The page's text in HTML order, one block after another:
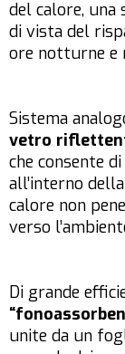
del calore,
di vista del
ore notturne e
Sistema
vetro
che consente
all’interno
calore non
verso
Di grande
unite da un